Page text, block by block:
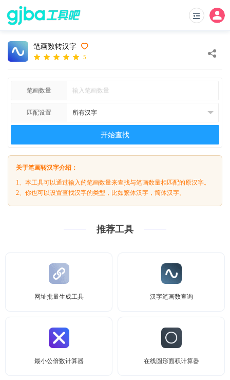
笔画数转汉字
5
笔画数量
匹配设置
开始查找
关于笔画转汉字介绍：
1、本工具可以通过输入的笔画数量来查找与笔画数量相匹配的原汉字。
2、你也可以设置查找汉字的类型，比如繁体汉字，简体汉字。
推荐工具
网址批量生成工具 汉字笔画数查询
最小公倍数计算器 在线圆形面积计算器